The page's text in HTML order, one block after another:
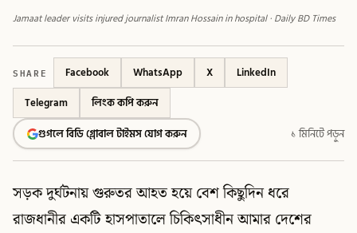
Jamaat leader visits injured journalist Imran Hossain in hospital · Daily BD Times
SHARE Facebook WhatsApp X
LinkedIn
Telegram
লিংক কপি করুন
গুগলে বিডি গ্লোবাল টাইমস যোগ করুন
১ মিনিটে পড়ুন
সড়ক দুর্ঘটনায় গুরুতর আহত হয়ে বেশ কিছুদিন ধরে
রাজধানীর একটি হাসপাতালে চিকিৎসাধীন আমার দেশের